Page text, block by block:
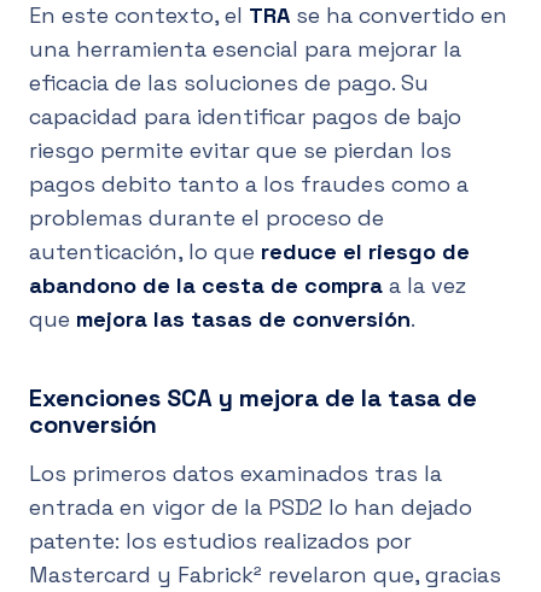
En este contexto, el TRA se ha convertido en
una herramienta esencial para mejorar la
eficacia de las soluciones de pago. Su
capacidad para identificar pagos de bajo
riesgo permite evitar que se pierdan los
pagos debito tanto a los fraudes como a
problemas durante el proceso de
autenticación, lo que reduce el riesgo de
abandono de la cesta de compra a la vez
que mejora las tasas de conversión.
Exenciones SCA y mejora de la tasa de
conversión
Los primeros datos examinados tras la
entrada en vigor de la PSD2 lo han dejado
patente: los estudios realizados por
Mastercard y Fabrick² revelaron que, gracias